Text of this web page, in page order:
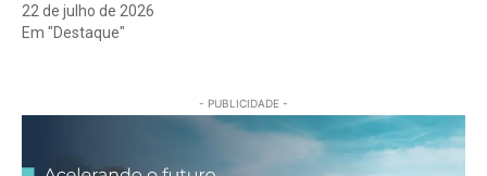
22 de julho de 2026
Em "Destaque"
- PUBLICIDADE -